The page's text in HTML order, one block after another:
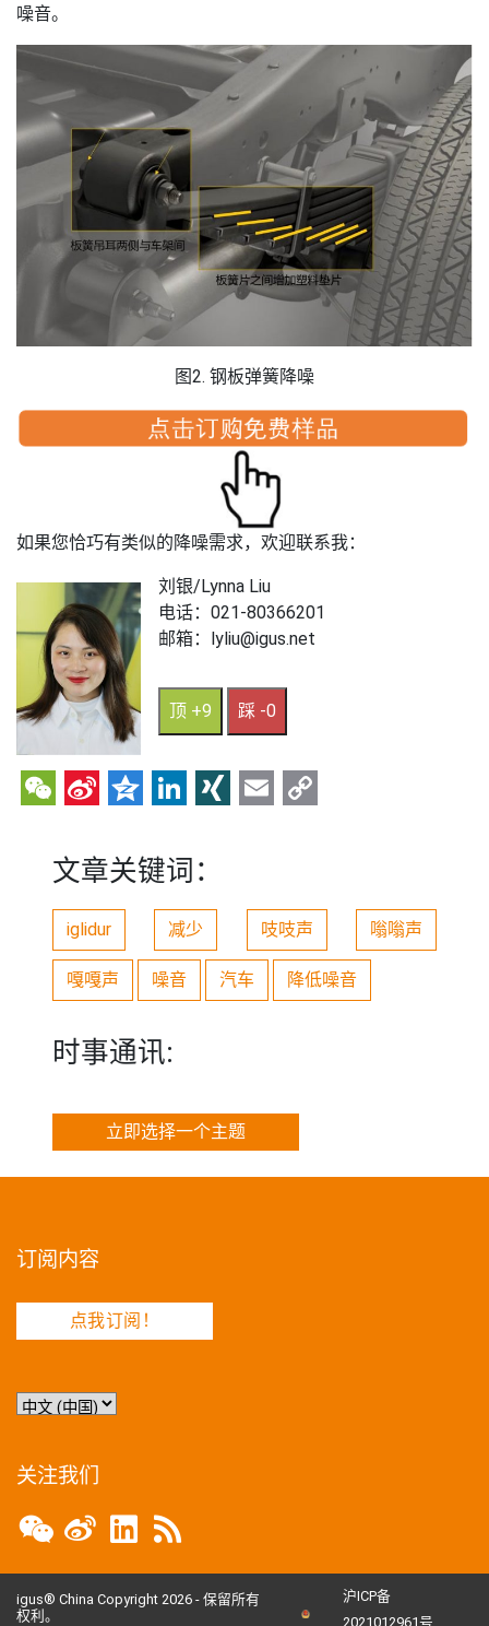
噪音。
图2. 钢板弹簧降噪
如果您恰巧有类似的降噪需求，欢迎联系我：
刘银/Lynna Liu
电话：021-80366201
邮箱：lyliu@igus.net
顶 +9 踩 -0
WeChat
SinaQzoneLinkedIn
XINGEmail
文章关键词：
iglidur 减少 吱吱声 嗡嗡声
嘎嘎声 噪音 汽车 降低噪音
时事通讯:
立即选择一个主题
订阅内容
点我订阅！
选
言
关注我们
igus® China Copyright 2026 - 保留所有
权利。
沪ICP备
2021012961号